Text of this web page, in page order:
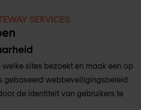
SERVICES
welke sites bezoekt en maak een op
gebaseerd webbeveiligingsbeleid
de identiteit van gebruikers te